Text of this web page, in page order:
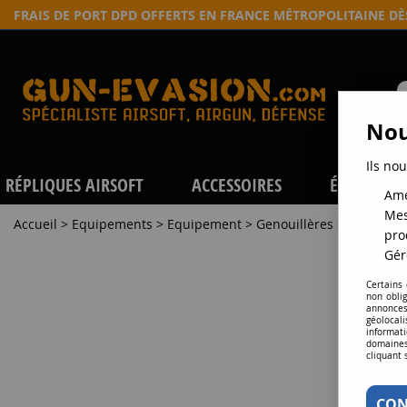
FRAIS DE PORT DPD OFFERTS EN FRANCE MÉTROPOLITAINE
RÉPLIQUES AIRSOFT ACCESSOIRES
Accueil > Equipements > Equipement > Genouillères >
Ils
Certains
non
cliquant